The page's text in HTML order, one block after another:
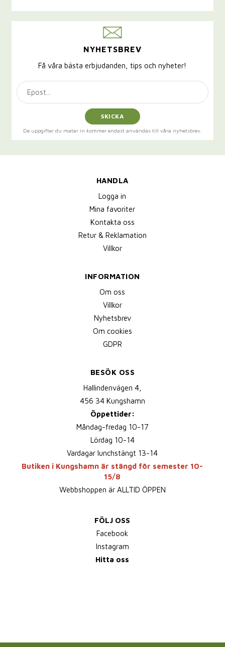
NYHETSBREV
Få våra bästa erbjudanden, tips och nyheter!
SKICKA
De uppgifter du matar in kommer endast användas till våra nyhetsbrev.
HANDLA
Logga in
Mina favoriter
Kontakta oss
Retur & Reklamation
Villkor
INFORMATION
Om oss
Villkor
Nyhetsbrev
Om cookies
GDPR
BESÖK OSS
Hallindenvägen 4,
456 34 Kungshamn
Öppettider:
Måndag-fredag 10-17
Lördag 10-14
Vardagar lunchstängt 13-14
Butiken i Kungshamn är stängd för semester 10-
15/8
Webbshoppen är ALLTID ÖPPEN
FÖLJ OSS
Facebook
Instagram
Hitta oss